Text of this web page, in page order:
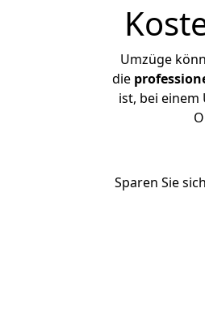
Umzüge
die
ist, bei einem
Sparen Sie